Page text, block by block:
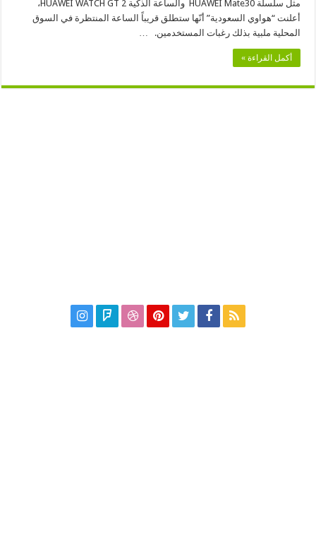
مثل سلسلة HUAWEI Mate30 والساعة الذكية HUAWEI WATCH GT 2،
أعلنت “هواوي السعودية” أنّها ستطلق قريباً الساعة المنتظرة في السوق
المحلية ملبية بذلك رغبات المستخدمين. …
أكمل القراءة »